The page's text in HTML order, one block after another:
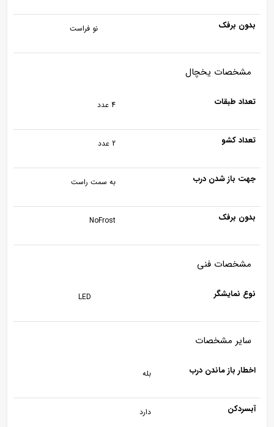
بدون برفک نو فراست
مشخصات یخچال
تعداد طبقات 4 عدد
تعداد کشو 2 عدد
جهت باز شدن درب به سمت راست
بدون برفک NoFrost
مشخصات فنی
نوع نمایشگر LED
سایر مشخصات
اخطار باز ماندن درب بله
آبسردکن دارد